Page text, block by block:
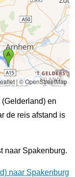
|© OpenStreetMap
en
de reis afstand is
naar Spakenburg.
naar Spakenburg